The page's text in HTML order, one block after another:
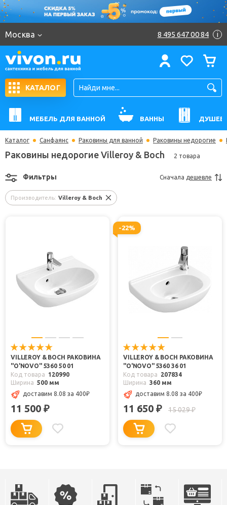
Москва 8 495 647 00 84 i
КАТАЛОГ
МЕБЕЛЬ ДЛЯ ВАННОЙ ВАННЫ
Каталог Санфаянс Раковины для ванной Раковины недорогие
Раковины недорогие Villeroy & Boch 2 товара
Производитель: Villeroy & Boch
Фильтры Сначала дешевле
VILLEROY & BOCH РАКОВИНА
"O'NOVO" 5360 50 01
Код товара
120990
Ширина 500 мм
доставим 8.08 за 400₽
11 500 ₽
-22%
VILLEROY & BOCH РАКОВИНА
"O'NOVO" 5360 36 01
Код товара
207834
Ширина 360 мм
доставим 8.08 за 400₽
11 650 ₽ 15 029₽